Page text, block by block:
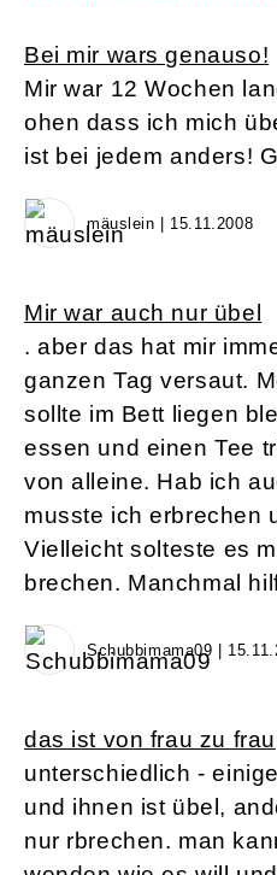
Bei mir wars genauso!
Mir war 12 Wochen
ohen dass ich mich
ist bei jedem anders!
mäuslein | 15.11.2008
Mir war auch nur übel
. aber das hat mir
ganzen Tag versaut.
sollte im Bett liegen
essen und einen Tee
von alleine. Hab ich
musste ich erbrechen
Vielleicht solteste es
brechen. Manchmal
Schubbimama09 |
das ist von frau zu frau
unterschiedlich -
und ihnen ist übel,
nur rbrechen. man